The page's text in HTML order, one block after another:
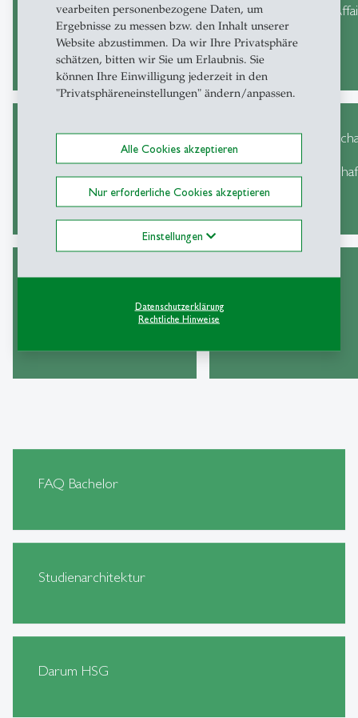
vearbeiten personenbezogene Daten, um
Ergebnisse zu messen bzw. den Inhalt unserer
Website abzustimmen. Da wir Ihre Privatsphäre
schätzen, bitten wir Sie um Erlaubnis. Sie
können Ihre Einwilligung jederzeit in den
"Privatsphäreneinstellungen" ändern/anpassen.
Alle Cookies akzeptieren
Nur erforderliche Cookies akzeptieren
Einstellungen
Datenschutzerklärung
Rechtliche Hinweise
Volkswirtschaftslehre
(VWL)
Major International
(BIA)
Major Rechtswissenschaft
Major
mit
(BLE)
qualifikationen
FAQ Bachelor
Studienarchitektur
Darum HSG